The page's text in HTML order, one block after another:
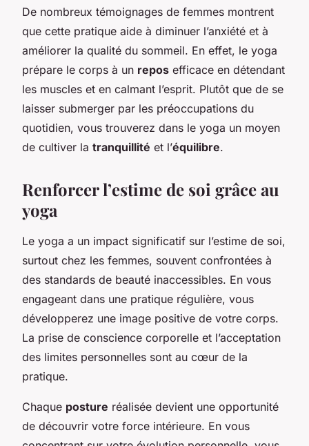
De nombreux témoignages de femmes montrent
que cette pratique aide à diminuer l’anxiété et à
améliorer la qualité du sommeil. En effet, le yoga
prépare le corps à un repos efficace en détendant
les muscles et en calmant l’esprit. Plutôt que de se
laisser submerger par les préoccupations du
quotidien, vous trouverez dans le yoga un moyen
de cultiver la tranquillité et l’équilibre.
Renforcer l’estime de soi grâce au
yoga
Le yoga a un impact significatif sur l’estime de soi,
surtout chez les femmes, souvent confrontées à
des standards de beauté inaccessibles. En vous
engageant dans une pratique régulière, vous
développerez une image positive de votre corps.
La prise de conscience corporelle et l’acceptation
des limites personnelles sont au cœur de la
pratique.
Chaque posture réalisée devient une opportunité
de découvrir votre force intérieure. En vous